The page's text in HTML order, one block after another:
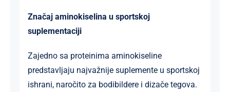
Značaj aminokiselina u sportskoj
suplementaciji
Zajedno sa proteinima aminokiseline
predstavljaju najvažnije suplemente u sportskoj
ishrani, naročito za bodibildere i dizače tegova.